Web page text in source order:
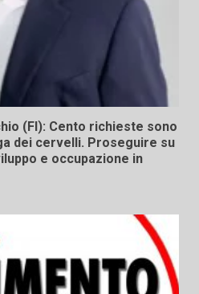
(FI): Cento richieste sono
dei cervelli. Proseguire su
e occupazione in